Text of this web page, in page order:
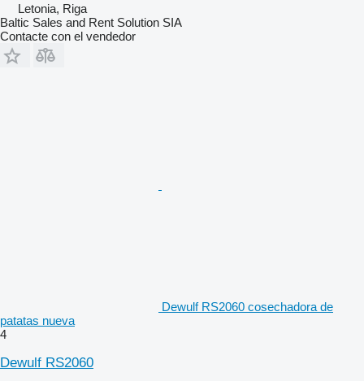
Letonia, Riga
Baltic Sales and Rent Solution SIA
Contacte con el vendedor
Dewulf RS2060 cosechadora de
patatas nueva
4
Dewulf RS2060